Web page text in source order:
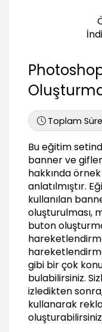
Hava durumu
Son dakika
03:52
05:44
03:46
Dokümanı Gif
05:29
Toplam
Bu eğitim
banner ve
hakkında
anlatılmıştır.
kullanılan
oluşturulması,
buton
gibi bir çok
bulabilirsiniz.
izledikten
kullanarak